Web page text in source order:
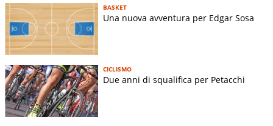
BASKET
Una nuova avventura per Edgar Sosa
CICLISMO
Due anni di squalifica per Petacchi